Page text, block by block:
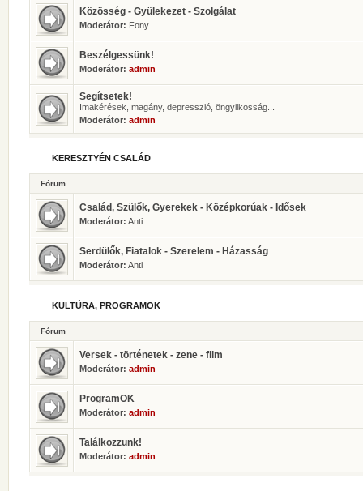
Közösség - Gyülekezet - Szolgálat
Moderátor: Fony
Beszélgessünk!
Moderátor: admin
Segítsetek!
Imakérések, magány, depresszió, öngyilkosság...
Moderátor: admin
KERESZTYÉN CSALÁD
Fórum
Család, Szülők, Gyerekek - Középkorúak - Idősek
Moderátor: Anti
Serdülők, Fiatalok - Szerelem - Házasság
Moderátor: Anti
KULTÚRA, PROGRAMOK
Fórum
Versek - történetek - zene - film
Moderátor: admin
ProgramOK
Moderátor: admin
Találkozzunk!
Moderátor: admin